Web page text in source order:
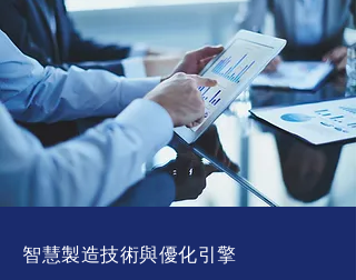
智慧製造技術與優化引擎